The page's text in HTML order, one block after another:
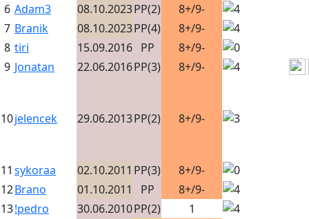
6 Adam3 08.10.2023PP(2)
8+/9-
7 Branik 08.10.2023PP(4)
8+/9-
8 tiri 15.09.2016 PP
8+/9-
9 Jonatan 22.06.2016PP(3) 8+/9-
10jelencek 29.06.2013PP(2) 8+/9-
11 sykoraa 02.10.2011 PP(3)
8+/9-
12Brano 01.10.2011 PP
8+/9-
13!pedro 30.06.2010PP(2)
1